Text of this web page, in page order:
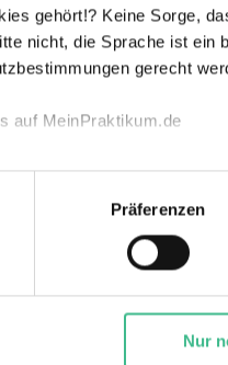
gehört!? Keine Sorge,
nicht, die Sprache ist
gerecht
auf MeinPraktikum.de
technischen Funktion
zu speichern (
zu deiner
und um Inhalte und
und klick auf
Präferenzen
Nur
Firmenwagen
Homeoffice
Möglichkeit
Weiterbildungsma